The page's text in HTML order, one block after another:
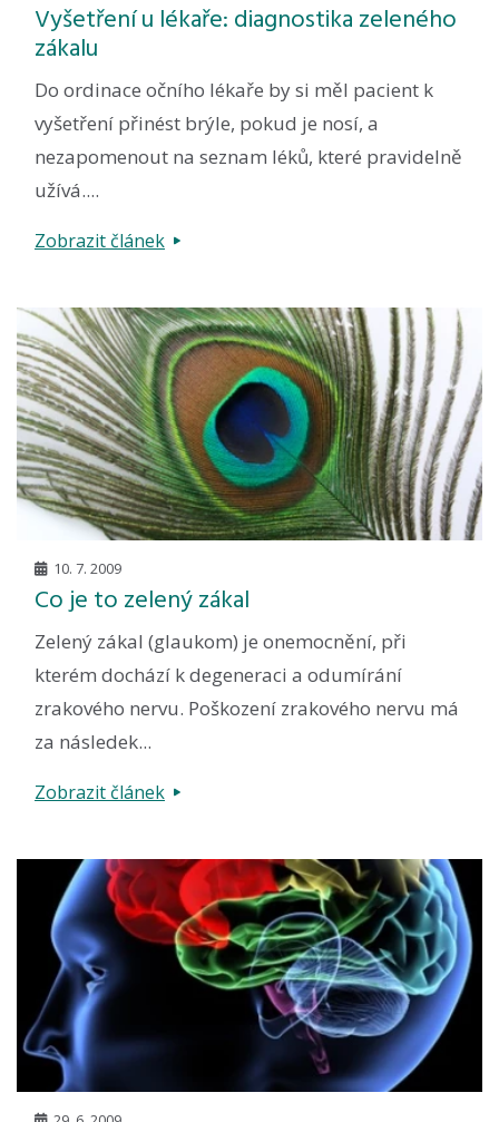
Vyšetření u lékaře: diagnostika zeleného
zákalu
Do ordinace očního lékaře by si měl pacient k
vyšetření přinést brýle, pokud je nosí, a
nezapomenout na seznam léků, které pravidelně
užívá....
Zobrazit článek
10. 7. 2009
Co je to zelený zákal
Zelený zákal (glaukom) je onemocnění, při
kterém dochází k degeneraci a odumírání
zrakového nervu. Poškození zrakového nervu má
za následek...
Zobrazit článek